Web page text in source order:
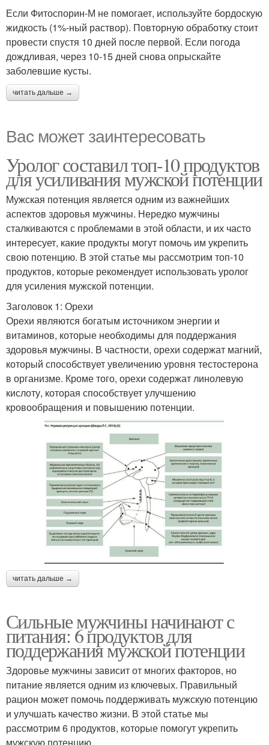
Если Фитоспорин-М не помогает, используйте бордоскую
жидкость (1%-ный раствор). Повторную обработку стоит
провести спустя 10 дней после первой. Если погода
дождливая, через 10-15 дней снова опрыскайте
заболевшие кусты.
читать дальше →
Вас может заинтересовать
Уролог составил топ-10 продуктов
для усиливания мужской потенции
Мужская потенция является одним из важнейших
аспектов здоровья мужчины. Нередко мужчины
сталкиваются с проблемами в этой области, и их часто
интересует, какие продукты могут помочь им укрепить
свою потенцию. В этой статье мы рассмотрим топ-10
продуктов, которые рекомендует использовать уролог
для усиления мужской потенции.
Заголовок 1: Орехи
Орехи являются богатым источником энергии и
витаминов, которые необходимы для поддержания
здоровья мужчины. В частности, орехи содержат магний,
который способствует увеличению уровня тестостерона
в организме. Кроме того, орехи содержат линолевую
кислоту, которая способствует улучшению
кровообращения и повышению потенции.
читать дальше →
Сильные мужчины начинают с
питания: 6 продуктов для
поддержания мужской потенции
Здоровье мужчины зависит от многих факторов, но
питание является одним из ключевых. Правильный
рацион может помочь поддерживать мужскую потенцию
и улучшать качество жизни. В этой статье мы
рассмотрим 6 продуктов, которые помогут укрепить